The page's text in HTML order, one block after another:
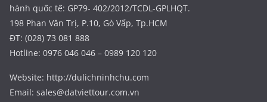
hành quốc tế: GP79- 402/2012/TCDL-GPLHQT.
198 Phan Văn Trị, P.10, Gò Vấp, Tp.HCM
ĐT: (028) 73 081 888
Hotline: 0976 046 046 – 0989 120 120
Website: http://dulichninhchu.com
Email: sales@datviettour.com.vn